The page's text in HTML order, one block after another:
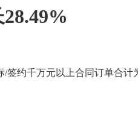
约千万元以上合同订单合